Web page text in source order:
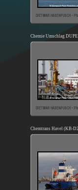
Chemie Umschlag
Chemtrans Havel (KB-